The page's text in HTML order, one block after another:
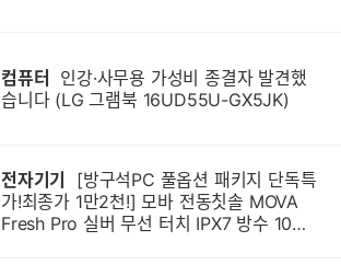
컴퓨터
습니다 (LG 그램북 16UD55U-GX5JK)
전자기기
가!최종가 1만2천!] 모바 전동칫솔 MOVA
Fresh Pro 실버 무선 터치 IPX7 방수 10단